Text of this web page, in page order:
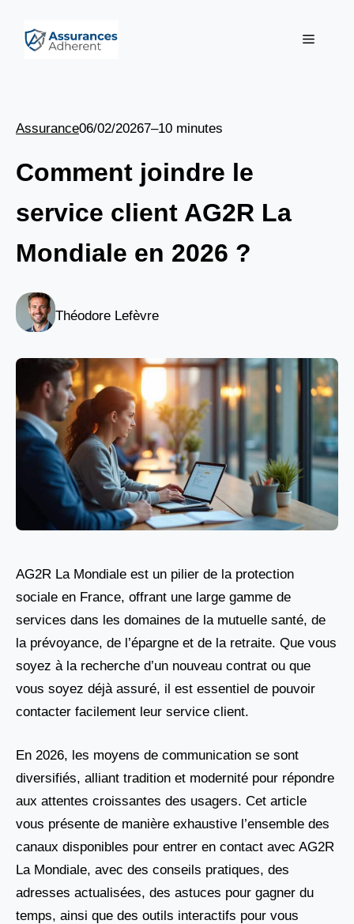
contenu
Menu
Assurance06/02/20267–10 minutes
Comment joindre le
service client AG2R La
Mondiale en 2026 ?
Théodore Lefèvre
AG2R La Mondiale est un pilier de la protection
sociale en France, offrant une large gamme de
services dans les domaines de la mutuelle santé, de
la prévoyance, de l’épargne et de la retraite. Que vous
soyez à la recherche d’un nouveau contrat ou que
vous soyez déjà assuré, il est essentiel de pouvoir
contacter facilement leur service client.
En 2026, les moyens de communication se sont
diversifiés, alliant tradition et modernité pour répondre
aux attentes croissantes des usagers. Cet article
vous présente de manière exhaustive l’ensemble des
canaux disponibles pour entrer en contact avec AG2R
La Mondiale, avec des conseils pratiques, des
adresses actualisées, des astuces pour gagner du
temps, ainsi que des outils interactifs pour vous